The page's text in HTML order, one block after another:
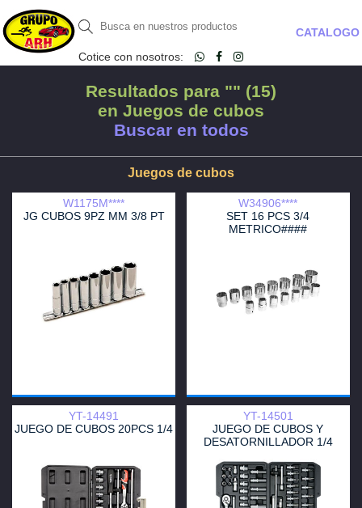
Cotice con nosotros:
CATALOGO
Resultados para "" (15)
en Juegos de cubos
Buscar en todos
Juegos de cubos
W1175M****
JG CUBOS 9PZ MM 3/8 PT
W34906****
SET 16 PCS 3/4
METRICO####
YT-14491
JUEGO DE CUBOS 20PCS 1/4
YT-14501
JUEGO DE CUBOS Y
DESATORNILLADOR 1/4